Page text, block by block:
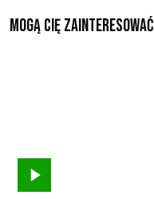
Mogą Cię zainteresować